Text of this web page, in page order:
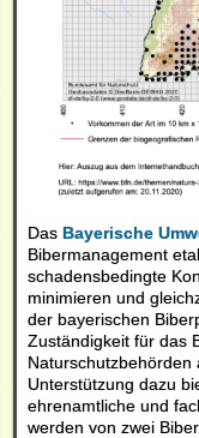
Das Bayerische
Bibermanagement
schadensbedingte
minimieren und
der bayerischen
Zuständigkeit für das
Naturschutzbehörden
Unterstützung dazu
ehrenamtliche und
werden von zwei